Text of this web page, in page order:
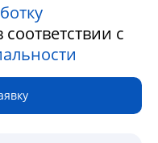
соответствии с